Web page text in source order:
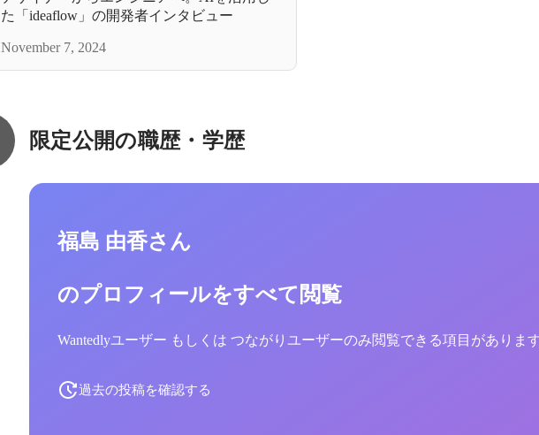
た「ideaflow」の開発者インタビュー
November 7, 2024
限定公開の職歴・学歴
福島 由香さん
のプロフィールをすべて閲覧
Wantedlyユーザー もしくは つながりユーザーのみ閲覧できる項目がありま
過去の投稿を確認する